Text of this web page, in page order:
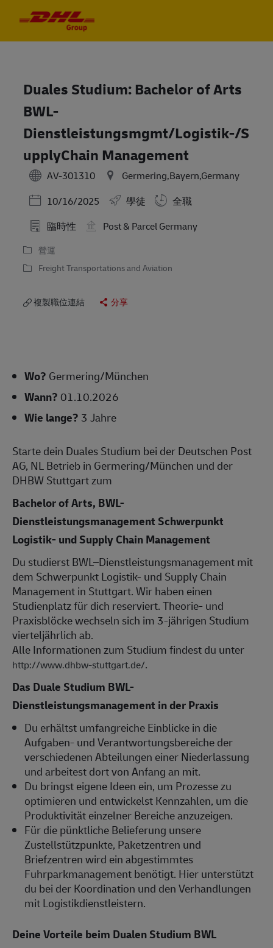
Duales Studium: Bachelor of Arts
BWL-
Dienstleistungsmgmt/Logistik-/S
upplyChain Management
AV-301310
Germering,Bayern,Germany
Posted Date
10/16/2025 學徒
全職
臨時性
Post & Parcel Germany
營運
Freight Transportations and Aviation
複製職位連結 分享
Wo? Germering/München
Wann? 01.10.2026
Wie lange? 3 Jahre
Starte dein Duales Studium bei der Deutschen Post
AG, NL Betrieb in Germering/München und der
DHBW Stuttgart zum
Bachelor of Arts, BWL-
Dienstleistungsmanagement Schwerpunkt
Logistik- und Supply Chain Management
Du studierst BWL–Dienstleistungsmanagement mit
dem Schwerpunkt Logistik- und Supply Chain
Management in Stuttgart. Wir haben einen
Studienplatz für dich reserviert. Theorie- und
Praxisblöcke wechseln sich im 3-jährigen Studium
vierteljährlich ab.
Alle Informationen zum Studium findest du unter
http://www.dhbw-stuttgart.de/.
Das Duale Studium BWL-
Dienstleistungsmanagement in der Praxis
Du erhältst umfangreiche Einblicke in die
Aufgaben- und Verantwortungsbereiche der
verschiedenen Abteilungen einer Niederlassung
und arbeitest dort von Anfang an mit.
Du bringst eigene Ideen ein, um Prozesse zu
optimieren und entwickelst Kennzahlen, um die
Produktivität einzelner Bereiche anzuzeigen.
Für die pünktliche Belieferung unsere
Zustellstützpunkte, Paketzentren und
Briefzentren wird ein abgestimmtes
Fuhrparkmanagement benötigt. Hier unterstützt
du bei der Koordination und den Verhandlungen
mit Logistikdienstleistern.
Deine Vorteile beim Dualen Studium BWL